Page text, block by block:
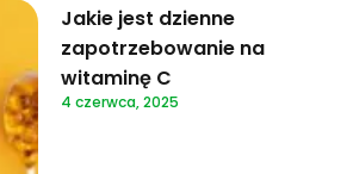
Jakie jest dzienne
zapotrzebowanie na
witaminę C
4 czerwca, 2025